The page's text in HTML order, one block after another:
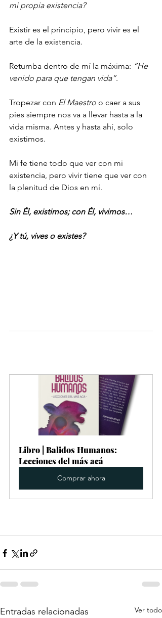
mi propia existencia?
Existir es el principio, pero vivir es el
arte de la existencia.
Retumba dentro de mí la máxima: “He
venido para que tengan vida”.
Tropezar con El Maestro o caer a sus
pies siempre nos va a llevar hasta a la
vida misma. Antes y hasta ahí, solo
existimos.
Mi fe tiene todo que ver con mi
existencia, pero vivir tiene que ver con
la plenitud de Dios en mí.
Sin Él, existimos; con Él, vivimos…
¿Y tú, vives o existes?
Libro | Balidos Humanos:
Lecciones del más acá
Comprar ahora
Entradas relacionadas Ver todo